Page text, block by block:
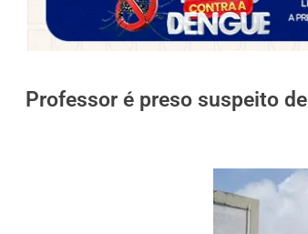
Professor é preso suspeito